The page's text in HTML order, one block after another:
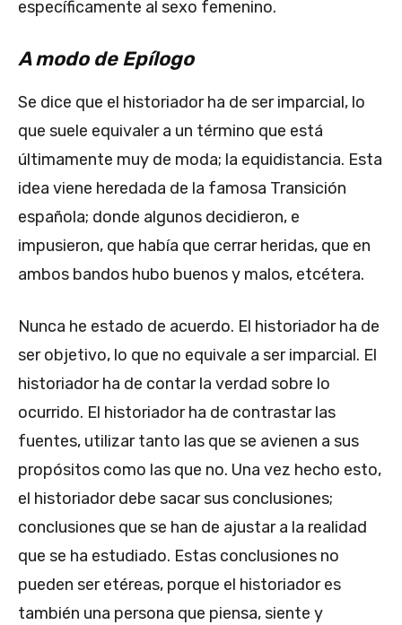
específicamente al sexo femenino.
A modo de Epílogo
Se dice que el historiador ha de ser imparcial, lo
que suele equivaler a un término que está
últimamente muy de moda; la equidistancia. Esta
idea viene heredada de la famosa Transición
española; donde algunos decidieron, e
impusieron, que había que cerrar heridas, que en
ambos bandos hubo buenos y malos, etcétera.
Nunca he estado de acuerdo. El historiador ha de
ser objetivo, lo que no equivale a ser imparcial. El
historiador ha de contar la verdad sobre lo
ocurrido. El historiador ha de contrastar las
fuentes, utilizar tanto las que se avienen a sus
propósitos como las que no. Una vez hecho esto,
el historiador debe sacar sus conclusiones;
conclusiones que se han de ajustar a la realidad
que se ha estudiado. Estas conclusiones no
pueden ser etéreas, porque el historiador es
también una persona que piensa, siente y